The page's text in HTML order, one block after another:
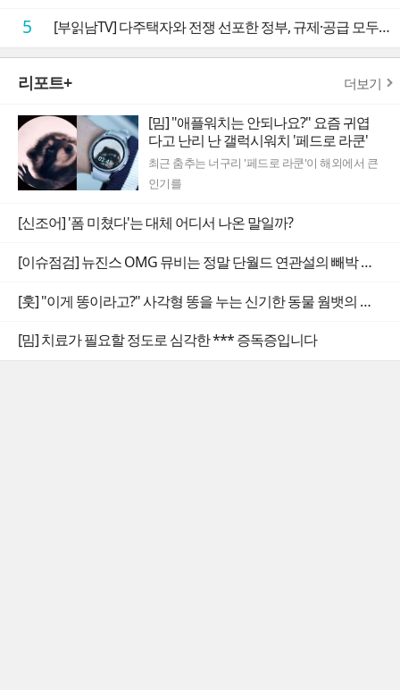
5 [부읽남TV] 다주택자와 전쟁 선포한 정부, 규제·공급 모두 실효성 의문
리포트+ 더보기
[밈] "애플워치는 안되나요?" 요즘 귀엽
다고 난리 난 갤럭시워치 '페드로 라쿤'
최근 춤추는 너구리 '페드로 라쿤'이 해외에서 큰
인기를
[신조어] '폼 미쳤다'는 대체 어디서 나온 말일까?
[이슈점검] 뉴진스 OMG 뮤비는 정말 단월드 연관설의 빼박 증거일까
[훗] "이게 똥이라고?" 사각형 똥을 누는 신기한 동물 웜뱃의 비밀
[밈] 치료가 필요할 정도로 심각한 *** 증독증입니다